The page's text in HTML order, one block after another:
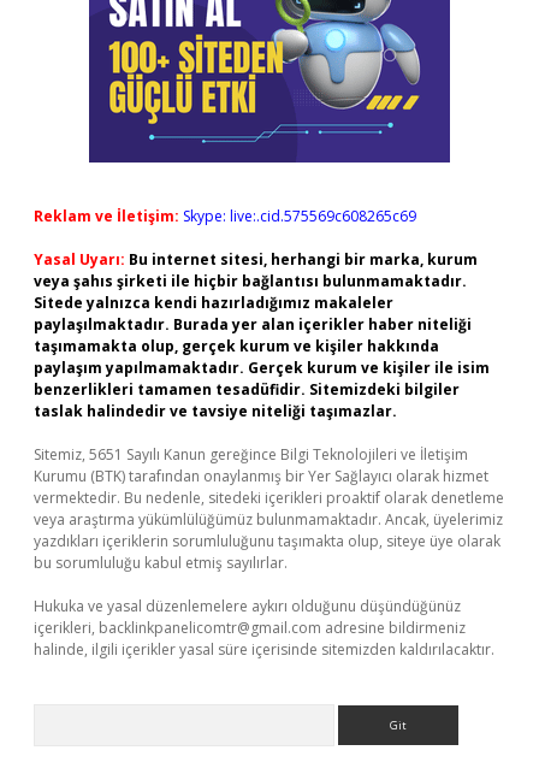
Reklam ve İletişim: Skype: live:.cid.575569c608265c69
Yasal Uyarı: Bu internet sitesi, herhangi bir marka, kurum
veya şahıs şirketi ile hiçbir bağlantısı bulunmamaktadır.
Sitede yalnızca kendi hazırladığımız makaleler
paylaşılmaktadır. Burada yer alan içerikler haber niteliği
taşımamakta olup, gerçek kurum ve kişiler hakkında
paylaşım yapılmamaktadır. Gerçek kurum ve kişiler ile isim
benzerlikleri tamamen tesadüfidir. Sitemizdeki bilgiler
taslak halindedir ve tavsiye niteliği taşımazlar.
Sitemiz, 5651 Sayılı Kanun gereğince Bilgi Teknolojileri ve İletişim
Kurumu (BTK) tarafından onaylanmış bir Yer Sağlayıcı olarak hizmet
vermektedir. Bu nedenle, sitedeki içerikleri proaktif olarak denetleme
veya araştırma yükümlülüğümüz bulunmamaktadır. Ancak, üyelerimiz
yazdıkları içeriklerin sorumluluğunu taşımakta olup, siteye üye olarak
bu sorumluluğu kabul etmiş sayılırlar.
Hukuka ve yasal düzenlemelere aykırı olduğunu düşündüğünüz
içerikleri, backlinkpanelicomtr@gmail.com adresine bildirmeniz
halinde, ilgili içerikler yasal süre içerisinde sitemizden kaldırılacaktır.